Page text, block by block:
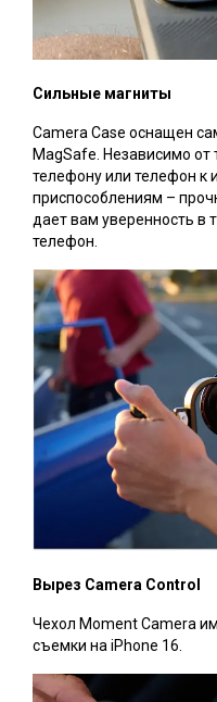
Сильные магниты
Camera Case оснащен
MagSafe. Независимо от
телефону или телефон
приспособлениям –
дает вам уверенность в
телефон.
Вырез Camera Control
Чехол Moment Camera
съемки на iPhone 16.